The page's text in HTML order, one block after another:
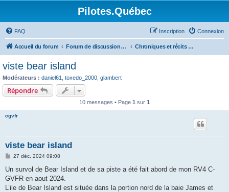
Pilotes.Québec
FAQ Connexion
Inscription
Accueil du forum Forum de discussions sur l'aviation générale Chroniques et récits de voyage
viste bear island
Modérateurs : daniel61 toxedo_2000 glambert
Répondre
10 messages • Page 1 sur 1
cgvfr
viste bear island
M
s
a
g
27 déc. 2024 09:08
Un survol de Bear Island et de sa piste a été fait abord de mon RV4 C-
GVFR en aout 2024.
L’ile de Bear Island est située dans la portion nord de la baie James et